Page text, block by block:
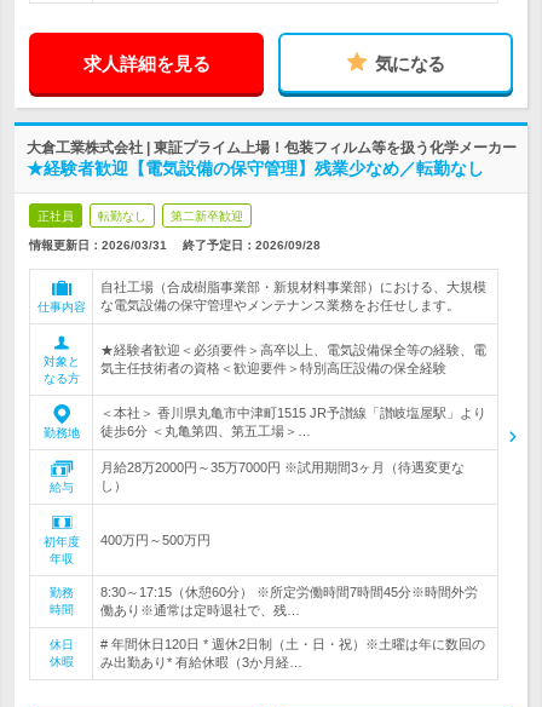
求人詳細を見る 気になる
大倉工業株式会社 | 東証プライム上場！包装フィルム等を扱う化学メーカー
★経験者歓迎【電気設備の保守管理】残業少なめ／転勤なし
正社員 転勤なし 第二新卒歓迎
情報更新日：2026/03/31 終了予定日： 2026/09/28
仕事内容
自社工場（合成樹脂事業部・新規材料事業部）における、大規模
な電気設備の保守管理やメンテナンス業務をお任せします。
対象と
なる方
★経験者歓迎＜必須要件＞高卒以上、電気設備保全等の経験、電
気主任技術者の資格＜歓迎要件＞特別高圧設備の保全経験
勤務地
＜本社＞ 香川県丸亀市中津町1515 JR予讃線「讃岐塩屋駅」より
徒歩6分 ＜丸亀第四、第五工場＞…
給与
月給28万2000円～35万7000円 ※試用期間3ヶ月（待遇変更な
し）
初年度
年収
400万円～500万円
勤務
時間
8:30～17:15（休憩60分） ※所定労働時間7時間45分※時間外労
働あり※通常は定時退社で、残…
休日
休暇
# 年間休日120日 * 週休2日制（土・日・祝）※土曜は年に数回の
み出勤あり* 有給休暇（3か月経…